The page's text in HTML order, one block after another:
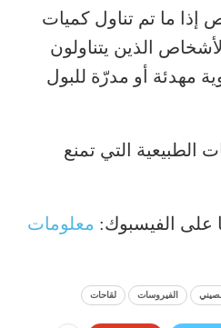
إذا ما تم تناول كميات
الذين يتناولون
مهدئة أو مدرّة للبول
الطبيعية التي تمنع
على الفيسبوك: معلومات
الفيروسات لقاحات